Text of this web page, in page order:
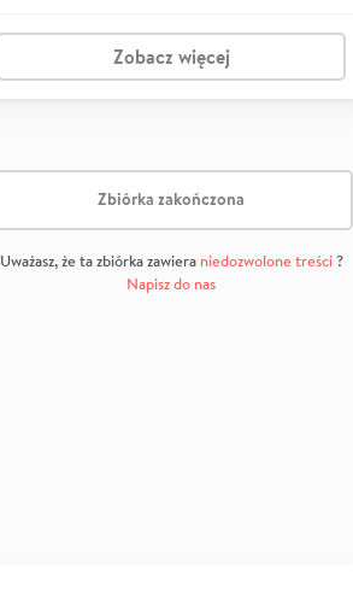
Zobacz więcej
Zbiórka zakończona
Uważasz, że ta zbiórka zawiera niedozwolone treści?
Napisz do nas